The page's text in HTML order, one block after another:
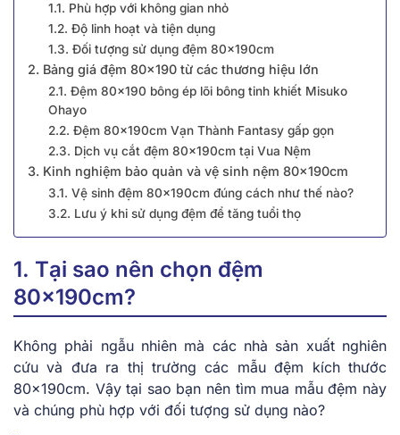
1.1. Phù hợp với không gian nhỏ
1.2. Độ linh hoạt và tiện dụng
1.3. Đối tượng sử dụng đệm 80x190cm
2. Bảng giá đệm 80×190 từ các thương hiệu lớn
2.1. Đệm 80×190 bông ép lõi bông tinh khiết Misuko
Ohayo
2.2. Đệm 80x190cm Vạn Thành Fantasy gấp gọn
2.3. Dịch vụ cắt đệm 80x190cm tại Vua Nệm
3. Kinh nghiệm bảo quản và vệ sinh nệm 80x190cm
3.1. Vệ sinh đệm 80x190cm đúng cách như thế nào?
3.2. Lưu ý khi sử dụng đệm để tăng tuổi thọ
1. Tại sao nên chọn đệm
80x190cm?
Không phải ngẫu nhiên mà các nhà sản xuất nghiên
cứu và đưa ra thị trường các mẫu đệm kích thước
80x190cm. Vậy tại sao bạn nên tìm mua mẫu đệm này
và chúng phù hợp với đối tượng sử dụng nào?